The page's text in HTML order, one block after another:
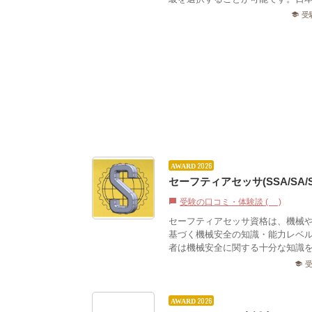
school 受
AWARD 2026
セーフティアセッサ(SSA/
chat_bubble 受験の口コミ・体験談 (0)
セーフティアセッサ資格は、機械
基づく機械安全の知識・能力レベ
者は機械安全に関する十分な知識
school
AWARD 2026